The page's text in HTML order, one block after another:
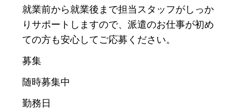
就業前から就業後まで担当スタッフがしっか
りサポートしますので、派遣のお仕事が初め
ての方も安心してご応募ください。
募集
随時募集中
勤務日